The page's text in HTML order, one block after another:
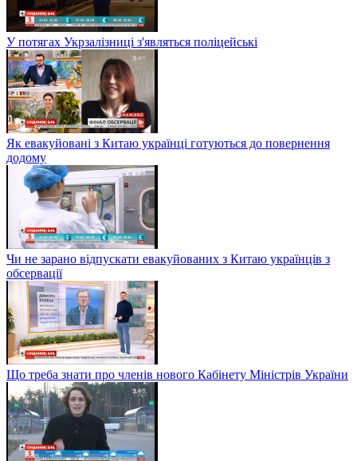
У потягах Укрзалізниці з'являться поліцейські
Як евакуйовані з Китаю українці готуються до повернення
додому
Чи не зарано відпускати евакуйованих з Китаю українців з
обсервації
Що треба знати про членів нового Кабінету Міністрів України